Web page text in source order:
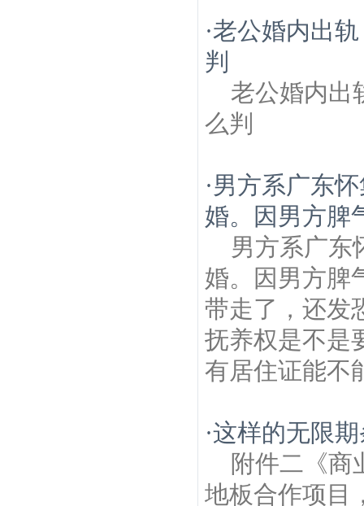
·老公婚内出
判
老公婚内出
么判
·男方系广东
婚。因男方脾
男方系广东
婚。因男方脾
带走了，还发
抚养权是不是
有居住证能不
·这样的无限
附件二《商
地板合作项目